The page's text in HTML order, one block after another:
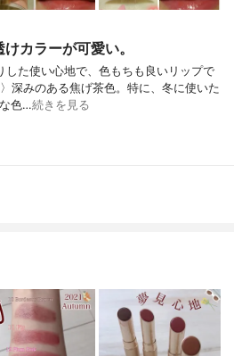
カラーが可愛い。
した使い心地で、色もちも良いリップで
深みのある焦げ茶色。特に、冬に使いた
色…続きを見る